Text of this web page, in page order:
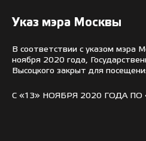
Указ мэра Москвы
В соответствии с указом
ноября 2020 года,
Высоцкого закрыт для
С «13» НОЯБРЯ 2020 ГОДА ПО